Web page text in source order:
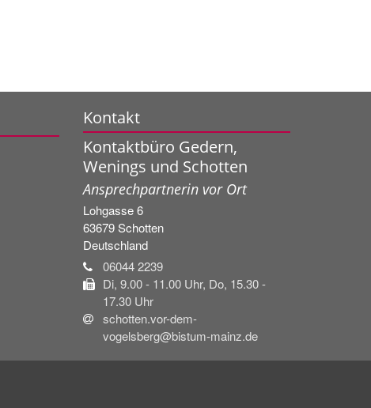
Kontakt
Kontaktbüro Gedern,
Wenings und Schotten
Ansprechpartnerin vor Ort
Lohgasse 6
63679 Schotten
Deutschland
06044 2239
Di, 9.00 - 11.00 Uhr, Do, 15.30 -
17.30 Uhr
schotten.vor-dem-
vogelsberg@bistum-mainz.de